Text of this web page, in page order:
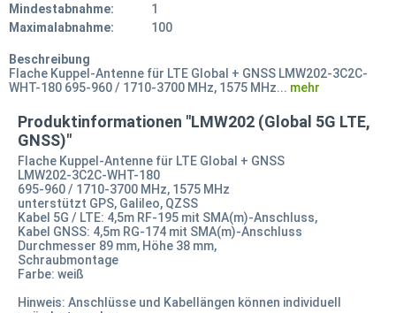
Mindestabnahme:
1
Maximalabnahme:
100
Beschreibung
Flache Kuppel-Antenne für LTE Global + GNSS LMW202-3C2C-
WHT-180 695-960 / 1710-3700 MHz, 1575 MHz... mehr
Produktinformationen "LMW202 (Global 5G LTE,
GNSS)"
Flache Kuppel-Antenne für LTE Global + GNSS
LMW202-3C2C-WHT-180
695-960 / 1710-3700 MHz, 1575 MHz
unterstützt GPS, Galileo, QZSS
Kabel 5G / LTE: 4,5m RF-195 mit SMA(m)-Anschluss,
Kabel GNSS: 4,5m RG-174 mit SMA(m)-Anschluss
Durchmesser 89 mm, Höhe 38 mm,
Schraubmontage
Farbe: weiß
Hinweis: Anschlüsse und Kabellängen können individuell